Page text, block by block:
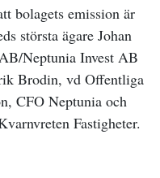
bolagets emission är
största ägare Johan
Neptunia Invest AB
Brodin, vd Offentliga
CFO Neptunia och
Fastigheter.